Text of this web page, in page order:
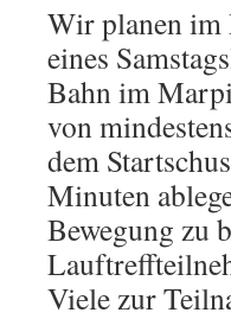
Wir planen im
eines
Bahn im
von
dem
Minuten
Bewegung zu
Viele zur